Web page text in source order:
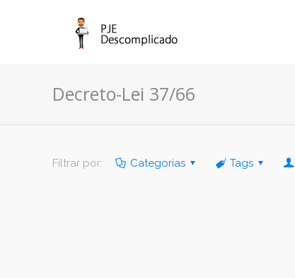
Decreto-Lei 37/66
Filtrar por: Categorias Tags